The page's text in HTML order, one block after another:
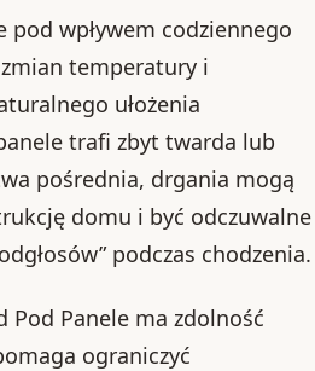
pod wpływem codziennego
temperatury i
ułożenia
trafi zbyt twarda lub
pośrednia, drgania mogą
domu i być odczuwalne
podczas chodzenia.
Pod Panele ma zdolność
ograniczyć